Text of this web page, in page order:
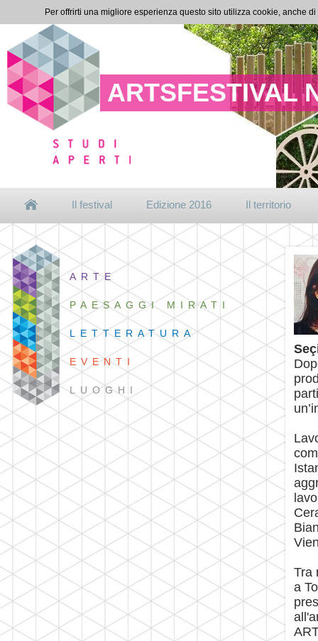
ARTSFESTIVAL
Il festival Edizione 2016 Il territorio
ARTE
PAESAGGI MIRATI
LETTERATURA
EVENTI
LUOGHI
Tra
a
Per offrirti una migliore esperienza questo sito utilizza cookie, anche